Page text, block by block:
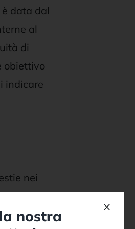
data dal
al
di
obiettivo
indicare
nei
nostra